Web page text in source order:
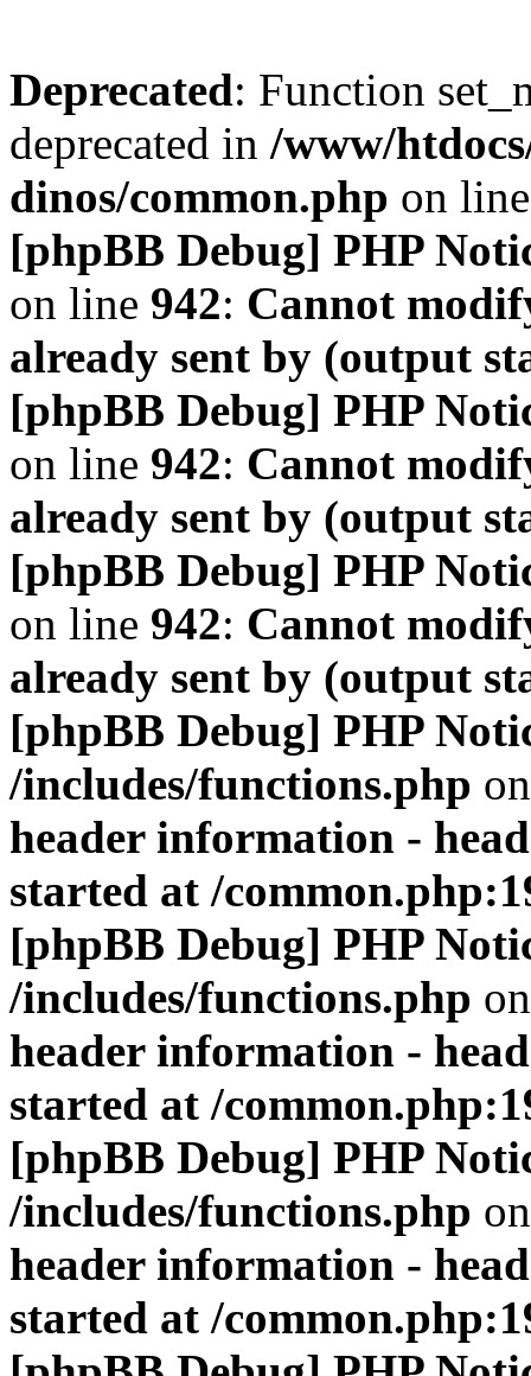
Deprecated: Function
deprecated in /www/
dinos/common.php on
[phpBB Debug] PHP
on line 942: Cannot
already sent by (output
[phpBB Debug] PHP
on line 942: Cannot
already sent by (output
[phpBB Debug] PHP
on line 942: Cannot
already sent by (output
[phpBB Debug] PHP
/includes/functions.php
header information -
started at /
[phpBB Debug] PHP
/includes/functions.php
header information -
started at /
[phpBB Debug] PHP
/includes/functions.php
header information -
started at /